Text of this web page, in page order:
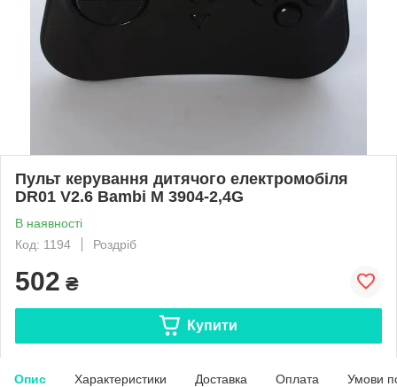
Пульт керування дитячого електромобіля
DR01 V2.6 Bambi M 3904-2,4G
В наявності
Код: 1194
Роздріб
502 ₴
Купити
Опис Характеристики Доставка Оплата Умови